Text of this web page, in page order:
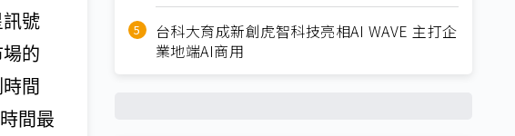
號
的
間
間最
台科大育成新創虎智科技亮相AI WAVE 主打企
業地端AI商用